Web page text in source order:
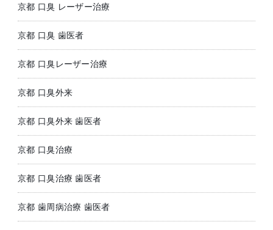
京都 口臭 レーザー治療
京都 口臭 歯医者
京都 口臭レーザー治療
京都 口臭外来
京都 口臭外来 歯医者
京都 口臭治療
京都 口臭治療 歯医者
京都 歯周病治療 歯医者